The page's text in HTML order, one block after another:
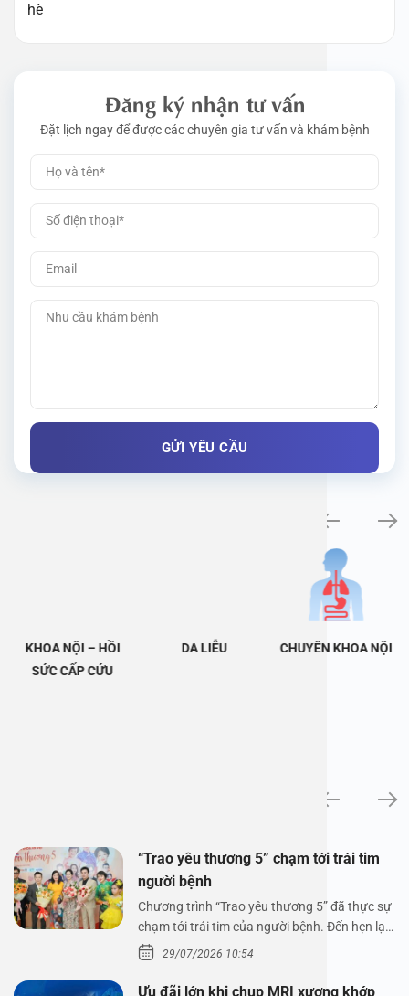
hè
Đăng ký nhận tư vấn
Đặt lịch ngay để được các chuyên gia tư vấn và khám bệnh
KHOA NỘI – HỒI
SỨC CẤP CỨU
DA LIỄU CHUYÊN KHOA NỘI
“Trao yêu thương 5” chạm tới trái tim
người bệnh
Chương trình “Trao yêu thương 5” đã thực sự
chạm tới trái tim của người bệnh. Đến hẹn lại
lên,…29/07/2026 10:54
Ưu đãi lớn khi chụp MRI xương khớp